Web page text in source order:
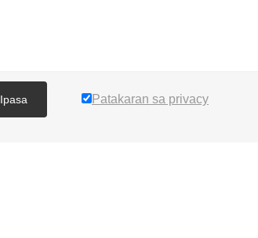
Ipasa Patakaran sa privacy